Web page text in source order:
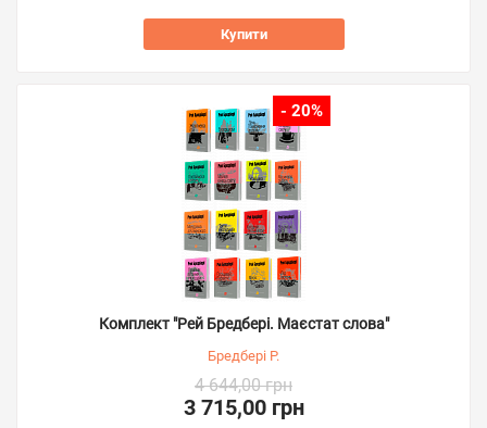
Купити
- 20%
Комплект "Рей Бредбері. Маєстат слова"
Бредбері Р.
4 644,00 грн
3 715,00 грн